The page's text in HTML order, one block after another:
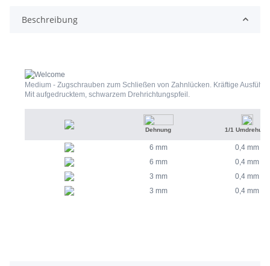
Beschreibung
Medium - Zugschrauben zum Schließen von Zahnlücken. Kräftige
Mit aufgedrucktem, schwarzem Drehrichtungspfeil.
Dehnung 1/1 Umdrehung
6 mm
0,4 mm
6 mm
0,4 mm
3 mm
0,4 mm
3 mm
0,4 mm